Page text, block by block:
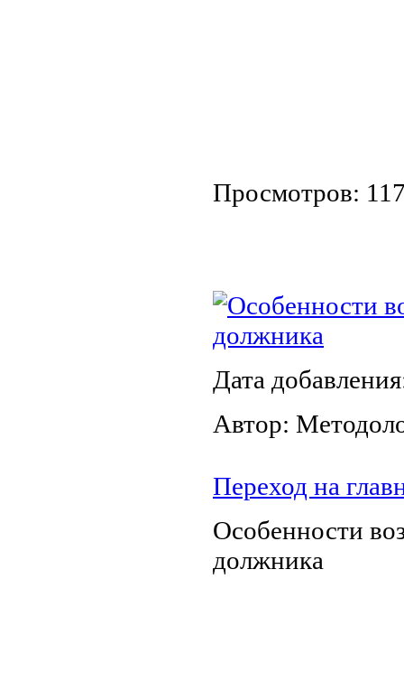
Просмотров:
Особенности
должника
Дата
Автор:
Переход на
Особенности
должника